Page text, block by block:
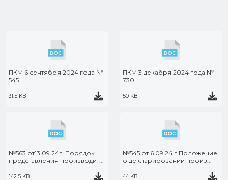
ПКМ 6 сентября 2024 года №
545
31.5 KB
ПКМ 3 декабря 2024 года №
730
50 KB
№563 от13.09.24г. Порядок
представления производит...
142.5 KB
№545 от 6.09.24 г.Положение
о декларировании произ...
44 KB